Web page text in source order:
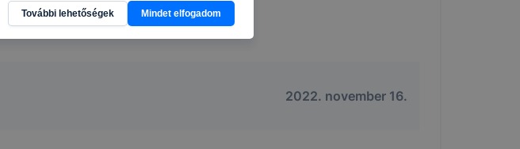
2022. november 16.
További lehetőségek Mindet elfogadom